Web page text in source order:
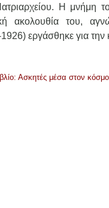
Η μνήμη
ακολουθία του,
εργάσθηκε για την
Ασκητές μέσα στον